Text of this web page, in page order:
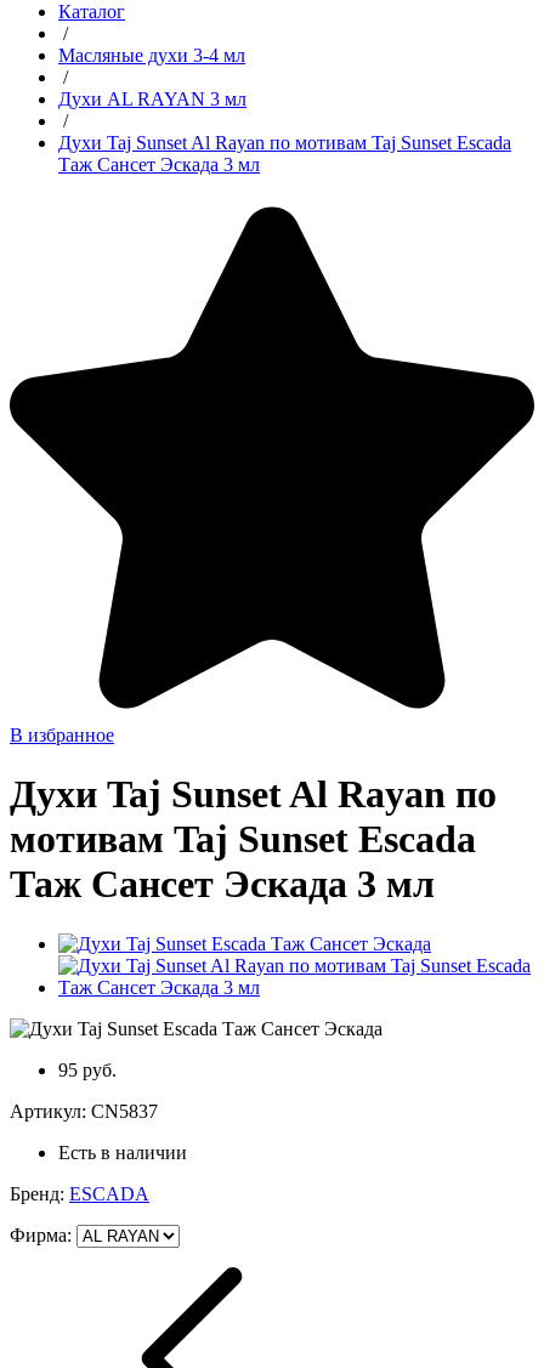
Каталог
/
Масляные духи 3-4 мл
/
Духи AL RAYAN 3 мл
/
Духи Taj Sunset Al Rayan по мотивам Taj Sunset Escada
Таж Сансет Эскада 3 мл
В избранное
Духи Taj Sunset Al Rayan по
мотивам Taj Sunset Escada
Таж Сансет Эскада 3 мл
95 руб.
Артикул: CN5837
Есть в наличии
Бренд: ESCADA
Фирма: